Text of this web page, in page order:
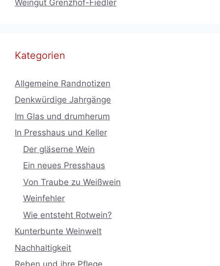
Weingut Grenzhof-Fiedler
Kategorien
Allgemeine Randnotizen
Denkwürdige Jahrgänge
Im Glas und drumherum
In Presshaus und Keller
Der gläserne Wein
Ein neues Presshaus
Von Traube zu Weißwein
Weinfehler
Wie entsteht Rotwein?
Kunterbunte Weinwelt
Nachhaltigkeit